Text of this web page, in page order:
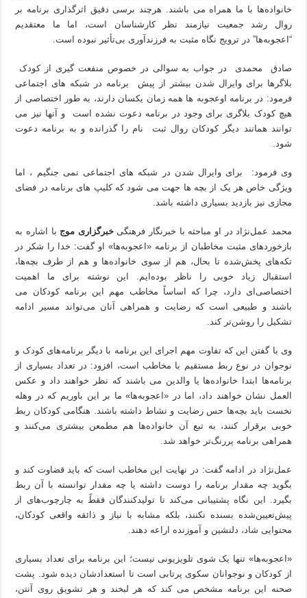
خانواده‌ها با ما همراه می باشند. هرچند برسی دقیق اثرگذاری برنامه بر
روال رشد جمعیت نیازمند نظر کارشناسان است، اما ما معتقدیم
“اعجوبه‌ها” در ترویج نگاه مثبت به فرزندآوری بی‌تأثیر نبوده است.
صادق محمدی در جواب به سوالی در خصوص منفعت گیری از کودک
بلاگرها برای وایرال شدن بیشتر از پیش برنامه در شبکه های اجتماعی
فرمود: در برنامه اوعجوبه ها همه زمان یکسان دارند، به طور اختصاصی از
هیچ کودک بلاگری برای وجود در برنامه دعوت نشده است و آنها نیز می
توانند همانند دیگر کودکان روال ثبت نام را گذرانده و به برنامه دعوت
شود.
وی فرمود: برای وایرال شدن در شبکه های اجتماعی نمی جنگیم ، اما
ویژگی خاص هر یک از بچه ها جهت می شود که کلیپ های برنامه در فضای
مجازی نیز بازدید بسیاری داشته باشد.
محمد عمل‌نژاد در او مباحثه با خبرنگار فرهنگیخبرگزاری موج با اشاره به
بازخوردهای مثبت مخاطبان از برنامه «اعجوبه‌ها» او گفت: خدا را شکر در
تکه‌های پخش‌شده تا بحال، هم از سوی خانواده‌ها و هم از طرف بچه‌ها،
استقبال زیاد خوبی را ناظر بوده‌ایم. این نوشته برای ما اهمیت
اختصاصی‌ای دارد، چرا که اساساً مخاطب مهم این برنامه کودکان می
باشند و طبیعی است که رضایت و همراهی آنان می‌تواند مسیر ادامه
تشکیل را روشن‌تر کند.
وی با گفتن این که تفاوت مهم اجرای این برنامه با دیگر برنامه‌های کودک و
نوجوان در نوع ربط مستقیم با مخاطب است، افزود: در تعداد بسیاری از
برنامه‌ها ابتدا خانواده‌ها یا والدین می باشند که نظر خواهند داد و عکس
العمل نشان خواهند داد، اما در «اعجوبه‌ها» ما بر این باوریم که در وهله
نخست باید بچه‌ها حس رضایت و نشاط داشته باشند. هنگامی کودکان ربط
خوبی برقرار کنند، به تبع آن خانواده‌ها هم مطمعن بیشتری می‌کنند و
همراهی برنامه پررنگ‌تر خواهد شد.
عمل‌نژاد در ادامه گفت: در نهایت این مخاطب است که باید قضاوت کند و
بگوید چه مقدار برنامه را دوست داشته یا چه مقدار توانسته با آن ربط
بگیرد. این نگاه پشتیبانی می‌کند تا تولیدکنندگان فقطً به چارچوب‌های از
پیش‌تعیین‌شده بسنده نکنند، بلکه مشابه با نیاز و ذائقه واقعی کودکان،
محتوایی شاد، دلنشین و آموزنده اراعه دهند.
«اعجوبه‌ها» تنها یک شوی تلویزیونی نیست؛ این برنامه برای تعداد بسیاری
از کودکان و نوجوانان سکوی پرتابی است تا استعدادشان دیده شود. پشت
صحنه این برنامه مشخص می کند که هر لبخند و هر تشویق روی آنتن،